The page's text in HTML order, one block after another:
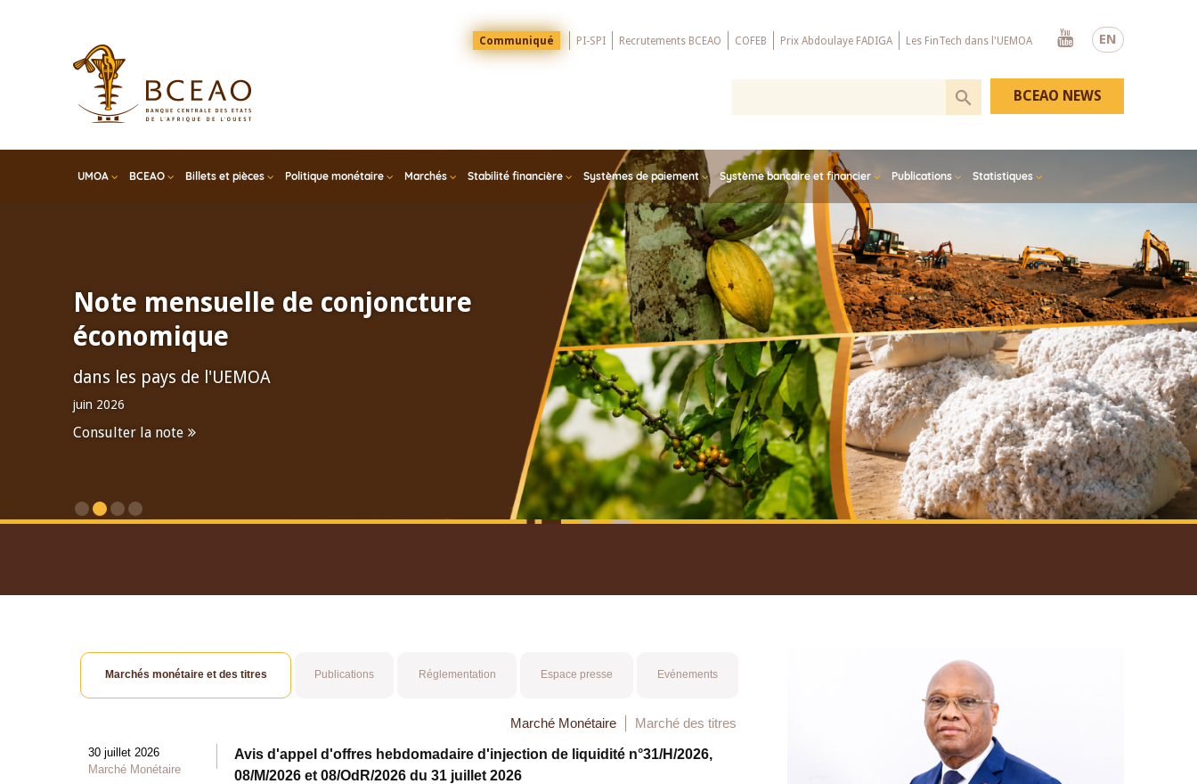
EN
Menu
Top
Communiqué PI-SPI Recrutements BCEAO COFEB Prix Abdoulaye FADIGA Les FinTech dans l'UEMOA
Youtube
UMOA BCEAO Billets et pièces Politique monétaire Marchés Stabilité financière Systèmes de paiement Système bancaire et financier Publications Statistiques
BCEAO NEWS
Note mensuelle de conjoncture
économique
dans les pays de l'UEMOA
juin 2026
Consulter la note
Marchés monétaire et des titres Publications Réglementation Espace presse Evénements
Marché Monétaire Marché des titres
30 juillet 2026
Marché Monétaire
Avis d'appel d'offres hebdomadaire d'injection de liquidité n°31/H/2026,
08/M/2026 et 08/OdR/2026 du 31 juillet 2026